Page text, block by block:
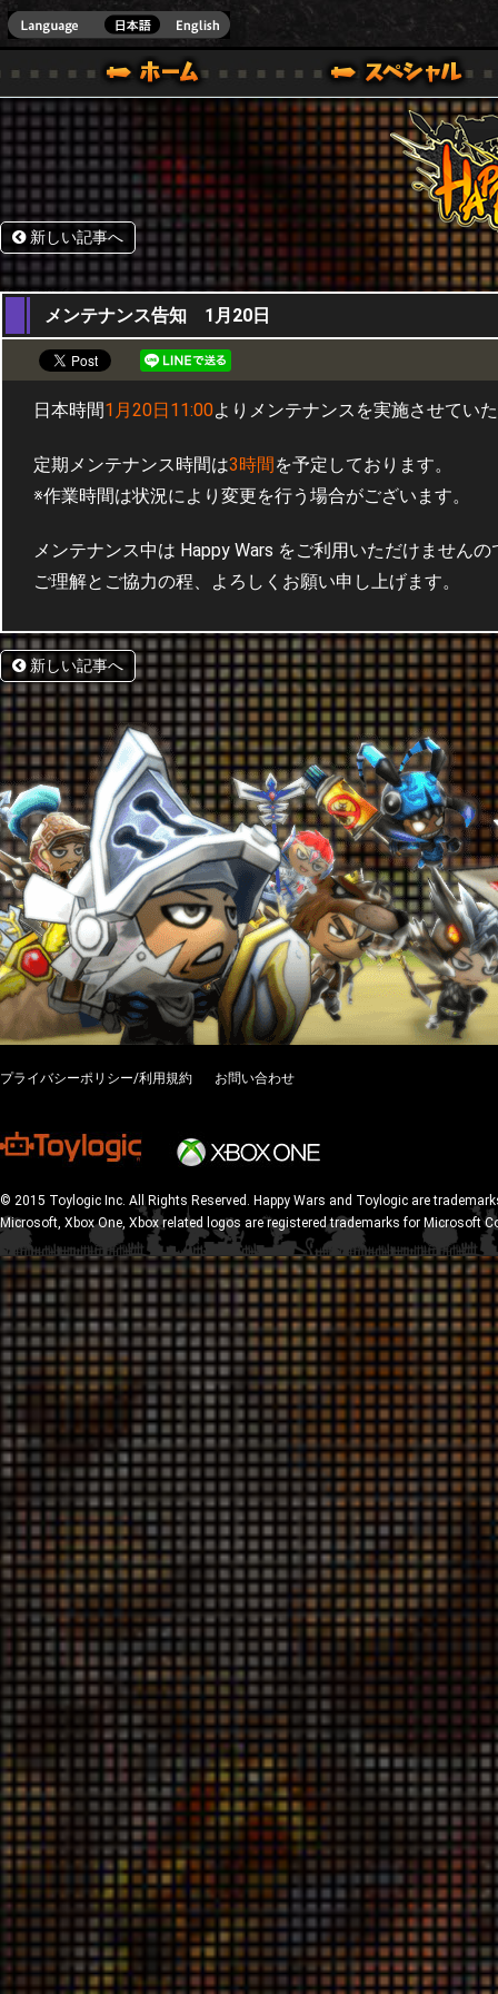
ウォーズ)公式サイト [ STEAM VER.]
新しい記事へ
19,01,2016
メンテナンス告知 1月20日
日本時間1月20日11:00よりメンテナンスを実施させてい
定期メンテナンス時間は3時間を予定しております。
※作業時間は状況により変更を行う場合がございます。
メンテナンス中は Happy Wars をご利用いただけません
ご理解とご協力の程、よろしくお願い申し上げます。
新しい記事へ
プライバシーポリシー/利用規約 お問い合わせ
© 2015 Toylogic Inc. All Rights Reserved. Happy Wars and Toylogic are
Microsoft, Xbox One, Xbox related logos are registered trademarks for Microsoft